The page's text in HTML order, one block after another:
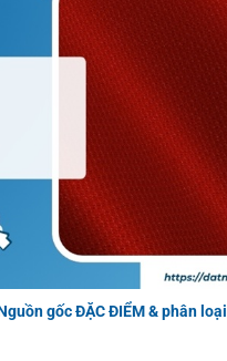
gốc ĐẶC ĐIỂM & phân loại